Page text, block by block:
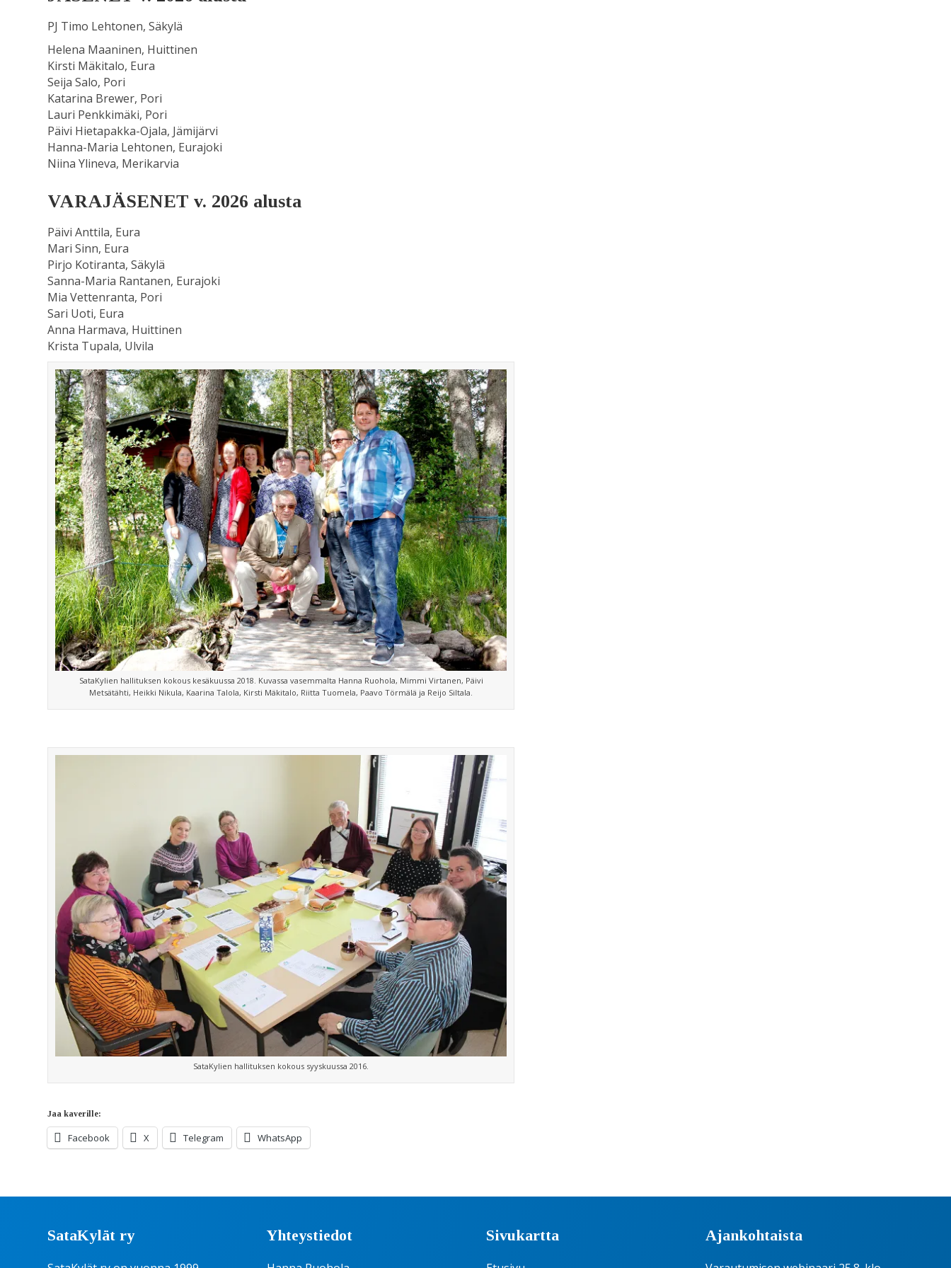
PJ Timo Lehtonen, Säkylä
Helena Maaninen, Huittinen
Kirsti Mäkitalo, Eura
Seija Salo, Pori
Katarina Brewer, Pori
Lauri Penkkimäki, Pori
Päivi Hietapakka-Ojala, Jämijärvi
Hanna-Maria Lehtonen, Eurajoki
Niina Ylineva, Merikarvia
VARAJÄSENET v. 2026 alusta
Päivi Anttila, Eura
Mari Sinn, Eura
Pirjo Kotiranta, Säkylä
Sanna-Maria Rantanen, Eurajoki
Mia Vettenranta, Pori
Sari Uoti, Eura
Anna Harmava, Huittinen
Krista Tupala, Ulvila
SataKylien hallituksen kokous kesäkuussa 2018. Kuvassa vasemmalta Hanna Ruohola, Mimmi Virtanen, Päivi
Metsätähti, Heikki Nikula, Kaarina Talola, Kirsti Mäkitalo, Riitta Tuomela, Paavo Törmälä ja Reijo Siltala.
SataKylien hallituksen kokous syyskuussa 2016.
Jaa kaverille:
Facebook X Telegram WhatsApp
SataKylät ry Yhteystiedot Sivukartta Ajankohtaista